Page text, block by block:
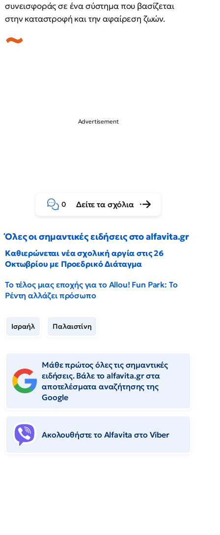
συνεισφοράς σε ένα σύστημα που βασίζεται
στην καταστροφή και την αφαίρεση ζωών.
0 Δείτε τα σχόλια
Όλες οι σημαντικές ειδήσεις στο alfavita.gr
Καθιερώνεται νέα σχολική αργία στις 26
Οκτωβρίου με Προεδρικό Διάταγμα
Το τέλος μιας εποχής για το Allou! Fun Park: Το
Ρέντη αλλάζει πρόσωπο
Ισραήλ Παλαιστίνη
Μάθε πρώτος όλες τις σημαντικές
ειδήσεις. Βάλε το alfavita.gr στα
αποτελέσματα αναζήτησης της
Google
Ακολουθήστε το Αlfavita στο Viber